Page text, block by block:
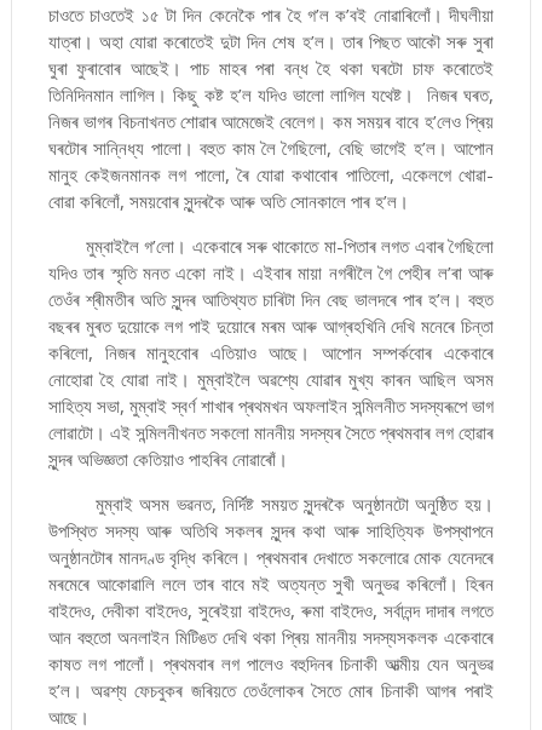
চাওতে চাওতেই ১৫ টা দিন কেনেকৈ পাৰ হৈ গ’ল ক’বই নোৱাৰিলোঁ। দীঘলীয়া
যাত্ৰা। অহা যোৱা কৰোতেই দুটা দিন শেষ হ’ল। তাৰ পিছত আকৌ সৰু সুৰা
ঘুৰা ফুৰাবোৰ আছেই। পাচ মাহৰ পৰা বন্ধ হৈ থকা ঘৰটো চাফ কৰোতেই
তিনিদিনমান লাগিল। কিছু কষ্ট হ’ল যদিও ভালো লাগিল যথেষ্ট। নিজৰ ঘৰত,
নিজৰ ভাগৰ বিচনাখনত শোৱাৰ আমেজেই বেলেগ। কম সময়ৰ বাবে হ’লেও প্ৰিয়
ঘৰটোৰ সান্নিধ্য পালো। বহুত কাম লৈ গৈছিলো, বেছি ভাগেই হ’ল। আপোন
মানুহ কেইজনমানক লগ পালো, ৰৈ যোৱা কথাবোৰ পাতিলো, একেলগে খোৱা-
বোৱা কৰিলোঁ, সময়বোৰ সুন্দৰকৈ আৰু অতি সোনকালে পাৰ হ’ল।
মুম্বাইলৈ গ’লো। একেবাৰে সৰু থাকোতে মা-পিতাৰ লগত এবাৰ গৈছিলো
যদিও তাৰ স্মৃতি মনত একো নাই। এইবাৰ মায়া নগৰীলৈ গৈ পেহীৰ ল’ৰা আৰু
তেওঁৰ শ্ৰীমতীৰ অতি সুন্দৰ আতিথ্যত চাৰিটা দিন বেছ ভালদৰে পাৰ হ’ল। বহুত
বছৰৰ মুৰত দুয়োকে লগ পাই দুয়োৰে মৰম আৰু আগ্ৰহখিনি দেখি মনেৰে চিন্তা
কৰিলো, নিজৰ মানুহবোৰ এতিয়াও আছে। আপোন সম্পৰ্কবোৰ একেবাৰে
নোহোৱা হৈ যোৱা নাই। মুম্বাইলৈ অৱশ্যে যোৱাৰ মুখ্য কাৰন আছিল অসম
সাহিত্য সভা, মুম্বাই স্বৰ্ণ শাখাৰ প্ৰথমখন অফলাইন সন্মিলনীত সদস্যৰূপে ভাগ
লোৱাটো। এই সন্মিলনীখনত সকলো মাননীয় সদস্যৰ সৈতে প্ৰথমবাৰ লগ হোৱাৰ
সুন্দৰ অভিজ্ঞতা কেতিয়াও পাহৰিব নোৱাৰোঁ।
মুম্বাই অসম ভৱনত, নিৰ্দিষ্ট সময়ত সুন্দৰকৈ অনুষ্ঠানটো অনুষ্ঠিত হয়।
উপস্থিত সদস্য আৰু অতিথি সকলৰ সুন্দৰ কথা আৰু সাহিত্যিক উপস্থাপনে
অনুষ্ঠানটোৰ মানদণ্ড বৃদ্ধি কৰিলে। প্ৰথমবাৰ দেখাতে সকলোৱে মোক যেনেদৰে
মৰমেৰে আকোৱালি ললে তাৰ বাবে মই অত্যন্ত সুখী অনুভৱ কৰিলোঁ। হিৰন
বাইদেও, দেবীকা বাইদেও, সুৰেইয়া বাইদেও, ৰুমা বাইদেও, সৰ্বানন্দ দাদাৰ লগতে
আন বহুতো অনলাইন মিটিঙত দেখি থকা প্ৰিয় মাননীয় সদস্যসকলক একেবাৰে
কাষত লগ পালোঁ। প্ৰথমবাৰ লগ পালেও বহুদিনৰ চিনাকী আত্মীয় যেন অনুভৱ
হ’ল। অৱশ্য ফেচবুকৰ জৰিয়তে তেওঁলোকৰ সৈতে মোৰ চিনাকী আগৰ পৰাই
আছে।